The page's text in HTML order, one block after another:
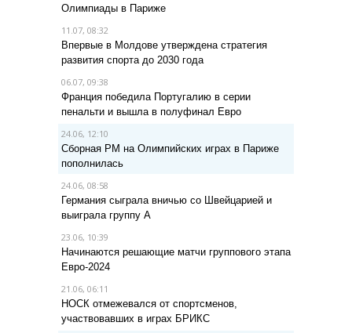
Олимпиады в Париже
11.07, 08:32
Впервые в Молдове утверждена стратегия
развития спорта до 2030 года
06.07, 09:38
Франция победила Португалию в серии
пенальти и вышла в полуфинал Евро
24.06, 12:10
Сборная РМ на Олимпийских играх в Париже
пополнилась
24.06, 08:58
Германия сыграла вничью со Швейцарией и
выиграла группу A
23.06, 10:39
Начинаются решающие матчи группового этапа
Евро-2024
21.06, 06:11
НОСК отмежевался от спортсменов,
участвовавших в играх БРИКС